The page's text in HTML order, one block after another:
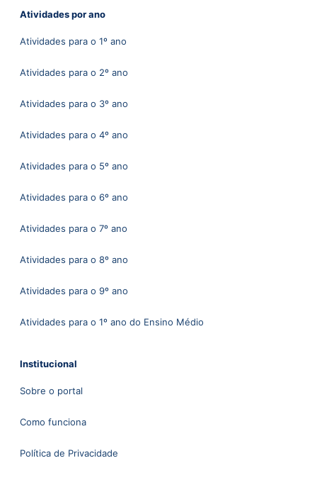
Atividades por ano
Atividades para o 1º ano
Atividades para o 2º ano
Atividades para o 3º ano
Atividades para o 4º ano
Atividades para o 5º ano
Atividades para o 6º ano
Atividades para o 7º ano
Atividades para o 8º ano
Atividades para o 9º ano
Atividades para o 1º ano do Ensino Médio
Institucional
Sobre o portal
Como funciona
Política de Privacidade